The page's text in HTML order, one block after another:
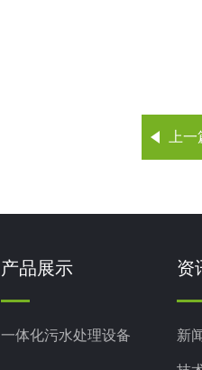
上
产品展示
一体化污水处理设备
资
新